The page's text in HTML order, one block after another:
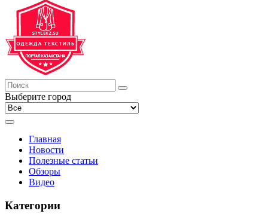
Выберите город
Главная
Новости
Полезные статьи
Обзоры
Видео
Категории